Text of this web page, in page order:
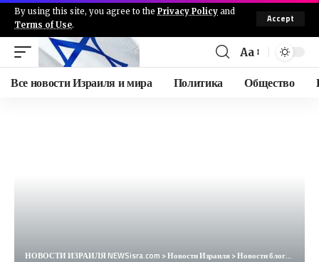
By using this site, you agree to the Privacy Policy and
Terms of Use.
Accept
Aa
Все новости Израиля и мира Политика Общество
НОВОСТИ ИЗРАИЛЯ NEWSisra.com >Новости Израиля>Новости блогосферы